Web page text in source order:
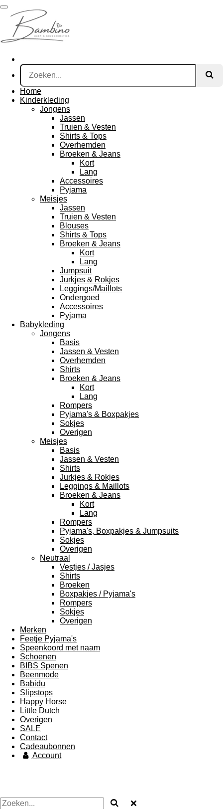
Ga
direct
naar
de
hoofdinhoud
Home
Kinderkleding
Jongens
Jassen
Truien & Vesten
Shirts & Tops
Overhemden
Broeken & Jeans
Kort
Lang
Accessoires
Pyjama
Meisjes
Jassen
Truien & Vesten
Blouses
Shirts & Tops
Broeken & Jeans
Kort
Lang
Jumpsuit
Jurkjes & Rokjes
Leggings/Maillots
Ondergoed
Accessoires
Pyjama
Babykleding
Jongens
Basis
Jassen & Vesten
Overhemden
Shirts
Broeken & Jeans
Kort
Lang
Rompers
Pyjama's & Boxpakjes
Sokjes
Overigen
Meisjes
Basis
Jassen & Vesten
Shirts
Jurkjes & Rokjes
Leggings & Maillots
Broeken & Jeans
Kort
Lang
Rompers
Pyjama's, Boxpakjes & Jumpsuits
Sokjes
Overigen
Neutraal
Vestjes / Jasjes
Shirts
Broeken
Boxpakjes / Pyjama's
Rompers
Sokjes
Overigen
Merken
Feetje Pyjama's
Speenkoord met naam
Schoenen
BIBS Spenen
Beenmode
Babidu
Slipstops
Happy Horse
Little Dutch
Overigen
SALE
Contact
Cadeaubonnen
Account